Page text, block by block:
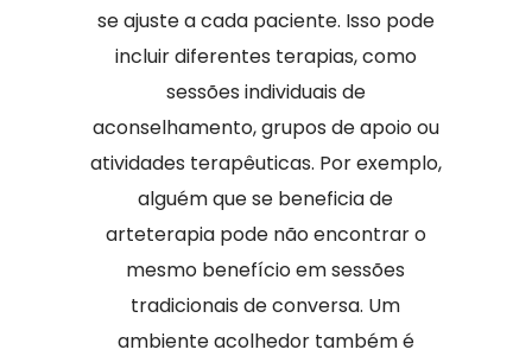
se ajuste a cada paciente. Isso pode
incluir diferentes terapias, como
sessões individuais de
aconselhamento, grupos de apoio ou
atividades terapêuticas. Por exemplo,
alguém que se beneficia de
arteterapia pode não encontrar o
mesmo benefício em sessões
tradicionais de conversa. Um
ambiente acolhedor também é